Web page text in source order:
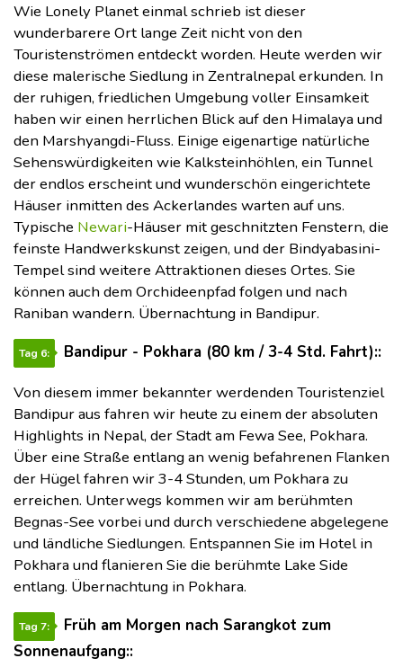
Wie Lonely Planet einmal schrieb ist dieser
wunderbarere Ort lange Zeit nicht von den
Touristenströmen entdeckt worden. Heute werden wir
diese malerische Siedlung in Zentralnepal erkunden. In
der ruhigen, friedlichen Umgebung voller Einsamkeit
haben wir einen herrlichen Blick auf den Himalaya und
den Marshyangdi-Fluss. Einige eigenartige natürliche
Sehenswürdigkeiten wie Kalksteinhöhlen, ein Tunnel
der endlos erscheint und wunderschön eingerichtete
Häuser inmitten des Ackerlandes warten auf uns.
Typische Newari-Häuser mit geschnitzten Fenstern, die
feinste Handwerkskunst zeigen, und der Bindyabasini-
Tempel sind weitere Attraktionen dieses Ortes. Sie
können auch dem Orchideenpfad folgen und nach
Raniban wandern. Übernachtung in Bandipur.
Tag 6:
Bandipur - Pokhara (80 km / 3-4 Std. Fahrt)::
Von diesem immer bekannter werdenden Touristenziel
Bandipur aus fahren wir heute zu einem der absoluten
Highlights in Nepal, der Stadt am Fewa See, Pokhara.
Über eine Straße entlang an wenig befahrenen Flanken
der Hügel fahren wir 3-4 Stunden, um Pokhara zu
erreichen. Unterwegs kommen wir am berühmten
Begnas-See vorbei und durch verschiedene abgelegene
und ländliche Siedlungen. Entspannen Sie im Hotel in
Pokhara und flanieren Sie die berühmte Lake Side
entlang. Übernachtung in Pokhara.
Tag 7:
Früh am Morgen nach Sarangkot zum
Sonnenaufgang::